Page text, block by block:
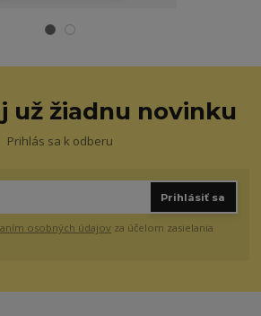
už žiadnu novinku
Prihlás sa k odberu
Prihlásiť sa
osobných údajov za účelom zasielania